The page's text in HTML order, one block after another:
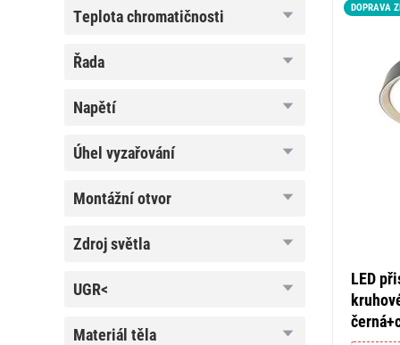
teplota
chromatičnosti
teplota chromatičnosti
řada
řada
napětí
napětí
úhel
vyzařování
úhel vyzařování
montážní
montážní otvor
zdroj
zdroj světla
UGR<
UGR<
materiál
materiál těla
DOPRAVA
LED